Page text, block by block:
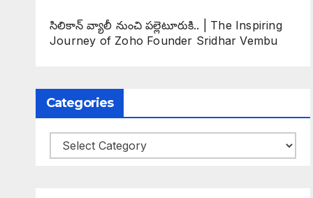
సిలికాన్ వ్యాలీ నుంచి పల్లెటూరుకి.. | The Inspiring
Journey of Zoho Founder Sridhar Vembu
Categories
Categories